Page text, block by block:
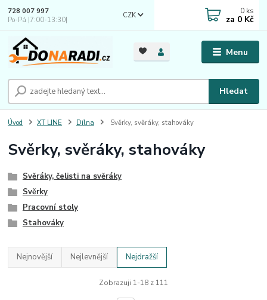
Menu
CZK
Hledat
728 007 997
Po-Pá |7:00-13:30|
0 ks
za 0 Kč
Úvod XT LINE Dílna Svěrky, svěráky, stahováky
Svěrky, svěráky, stahováky
Svěráky, čelisti na svěráky
Svěrky
Pracovní stoly
Stahováky
Nejnovější Nejlevnější Nejdražší
Zobrazuji 1-18 z 111